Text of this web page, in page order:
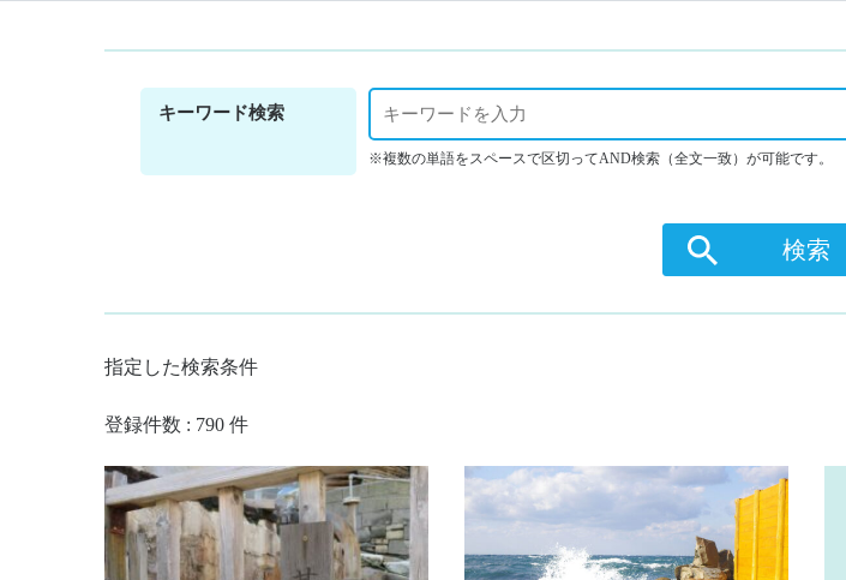
キーワード検索
※複数の単語をスペースで区切ってAND検索（全文一致）が可能です。
検索
指定した検索条件
登録件数 : 790 件